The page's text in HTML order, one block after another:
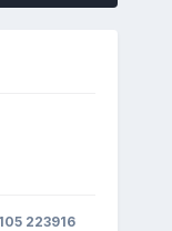
223916